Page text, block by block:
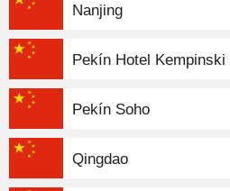
Nanjing
Pekín Hotel Kempinski
Pekín Soho
Qingdao